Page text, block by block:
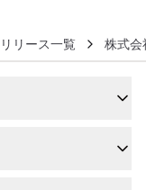
リース一覧 株式会